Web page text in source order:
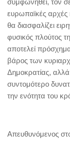
συμφωνηθεί, τον
ευρωπαϊκές αρχές
θα διασφαλίζει
φυσικός πλούτος
αποτελεί
βάρος των
Δημοκρατίας, αλλά
συντομότερο
την ενότητα του
Απευθυνόμενος